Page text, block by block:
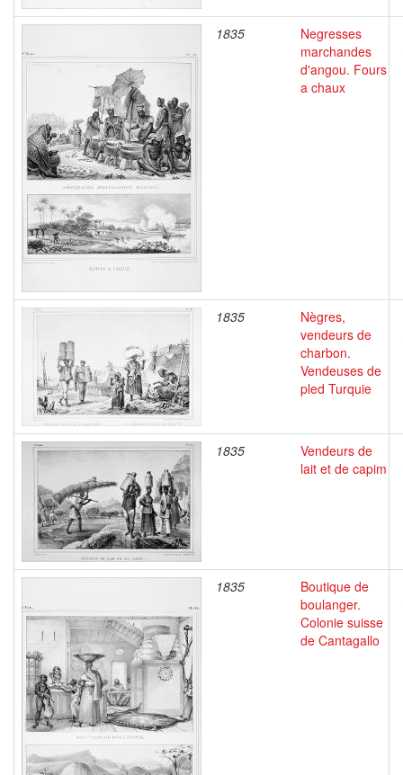
1835
Negresses
marchandes
d'angou. Fours
a chaux
1835
Nègres,
vendeurs de
charbon.
Vendeuses de
pled Turquie
1835
Vendeurs de
lait et de capim
1835
Boutique de
boulanger.
Colonie suisse
de Cantagallo